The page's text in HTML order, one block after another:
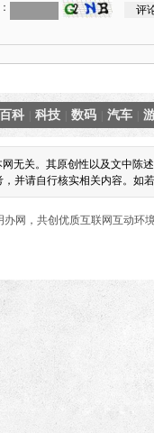
百科 科技 数码 汽车
无关。其原创性以及文中
并请自行核实相关内容。
办网，共创优质互联网互动